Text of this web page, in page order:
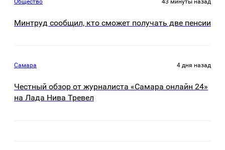
Минтруд сообщил, кто сможет получать две пенсии
Самара 4 дня назад
Честный обзор от журналиста «Самара онлайн 24»
на Лада Нива Тревел